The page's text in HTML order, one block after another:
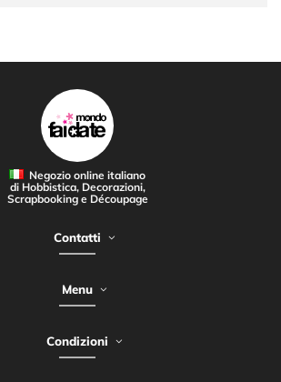
Negozio online italiano
di Hobbistica, Decorazioni,
Scrapbooking e Découpage
Contatti
Menu
Condizioni